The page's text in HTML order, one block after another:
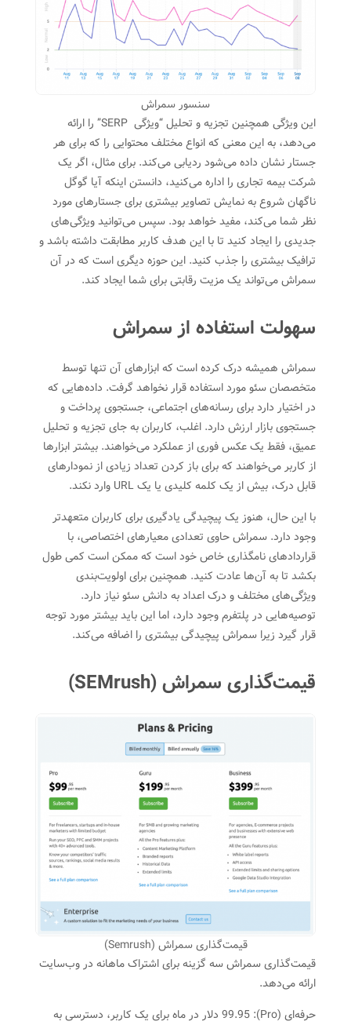
سنسور سمراش
این ویژگی همچنین تجزیه و تحلیل “ویژگی SERP” را ارائه
می‌دهد، به این معنی که انواع مختلف محتوایی را که برای هر
جستار نشان داده می‌شود ردیابی می‌کند. برای مثال، اگر یک
شرکت بیمه تجاری را اداره می‌کنید، دانستن اینکه آیا گوگل
ناگهان شروع به نمایش تصاویر بیشتری برای جستارهای مورد
نظر شما می‌کند، مفید خواهد بود. سپس می‌توانید ویژگی‌های
جدیدی را ایجاد کنید تا با این هدف کاربر مطابقت داشته باشد و
ترافیک بیشتری را جذب کنید. این حوزه دیگری است که در آن
سمراش می‌تواند یک مزیت رقابتی برای شما ایجاد کند.
سهولت استفاده از سمراش
سمراش همیشه درک کرده است که ابزارهای آن تنها توسط
متخصصان سئو مورد استفاده قرار نخواهد گرفت. داده‌هایی که
در اختیار دارد برای رسانه‌های اجتماعی، جستجوی پرداخت و
جستجوی بازار ارزش دارد. اغلب، کاربران به جای تجزیه و تحلیل
عمیق، فقط یک عکس فوری از عملکرد می‌خواهند. بیشتر ابزارها
از کاربر می‌خواهند که برای باز کردن تعداد زیادی از نمودارهای
قابل درک، بیش از یک کلمه کلیدی یا یک URL وارد نکند.
با این حال، هنوز یک پیچیدگی یادگیری برای کاربران متعهدتر
وجود دارد. سمراش حاوی تعدادی معیارهای اختصاصی، با
قراردادهای نامگذاری خاص خود است که ممکن است کمی طول
بکشد تا به آن‌ها عادت کنید. همچنین برای اولویت‌بندی
ویژگی‌های مختلف و درک اعداد به دانش سئو نیاز دارد.
توصیه‌هایی در پلتفرم وجود دارد، اما این باید بیشتر مورد توجه
قرار گیرد زیرا سمراش پیچیدگی بیشتری را اضافه می‌کند.
قیمت‌گذاری سمراش (SEMrush
)
قیمت‌گذاری سمراش (Semrush)
قیمت‌گذاری‌ سمراش سه گزینه برای اشتراک ماهانه در وب‌سایت
ارائه می‌دهد.
حرفه‌ای (Pro): 99.95 دلار در ماه برای یک کاربر، دسترسی به